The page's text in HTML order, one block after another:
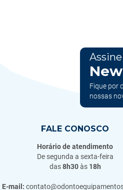
Fique por
nossas
FALE CONOSCO
Horário de atendimento
De segunda a sexta-feira
das8h30às 18h
E-mail: